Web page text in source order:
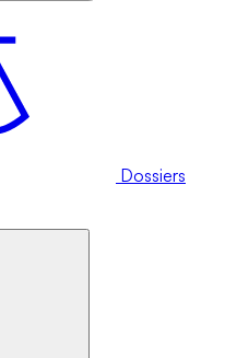
Dossiers